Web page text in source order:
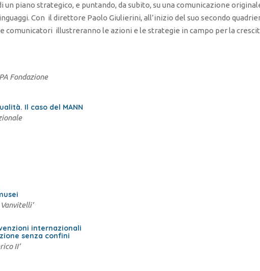
piano strategico, e puntando, da subito, su una comunicazione
Con il direttore Paolo Giulierini, all’inizio del suo secondo
comunicatori illustreranno le azioni e le strategie in campo per la
Fondazione
Il caso del MANN
internazionali
senza confini
II’